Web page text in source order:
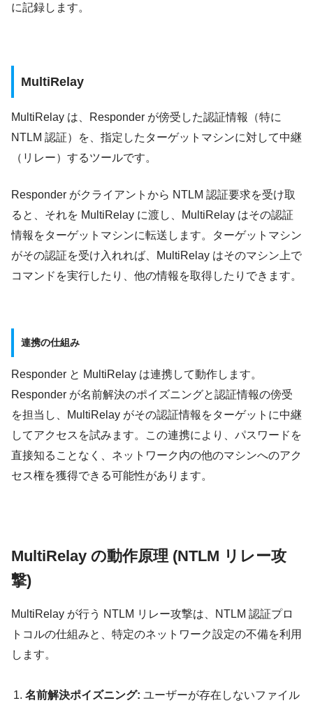
に記録します。
MultiRelay
MultiRelay は、Responder が傍受した認証情報（特に
NTLM 認証）を、指定したターゲットマシンに対して中継
（リレー）するツールです。
Responder がクライアントから NTLM 認証要求を受け取
ると、それを MultiRelay に渡し、MultiRelay はその認証
情報をターゲットマシンに転送します。ターゲットマシン
がその認証を受け入れれば、MultiRelay はそのマシン上で
コマンドを実行したり、他の情報を取得したりできます。
連携の仕組み
Responder と MultiRelay は連携して動作します。
Responder が名前解決のポイズニングと認証情報の傍受
を担当し、MultiRelay がその認証情報をターゲットに中継
してアクセスを試みます。この連携により、パスワードを
直接知ることなく、ネットワーク内の他のマシンへのアク
セス権を獲得できる可能性があります。
MultiRelay の動作原理 (NTLM リレー攻
撃)
MultiRelay が行う NTLM リレー攻撃は、NTLM 認証プロ
トコルの仕組みと、特定のネットワーク設定の不備を利用
します。
名前解決ポイズニング: ユーザーが存在しないファイル